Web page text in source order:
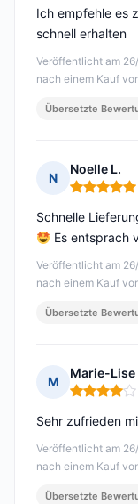
Veröffentlicht am
nach einem Kauf
Ich empfehle es
schnell erhalten
Übersetzte
N
Noelle L.
Hinweis: 5
Veröffentlicht am
nach einem Kauf
Schnelle
Es entsprach
Übersetzte
M
Marie-Lise
Hinweis: 4
Veröffentlicht am
nach einem Kauf
Sehr zufrieden
Übersetzte